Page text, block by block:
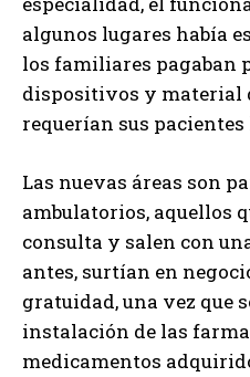
algunos lugares había
los familiares pagaban
dispositivos y material
requerían sus
Las nuevas áreas son
ambulatorios, aquellos
consulta y salen con
antes, surtían en
gratuidad, una vez que
instalación de las
medicamentos